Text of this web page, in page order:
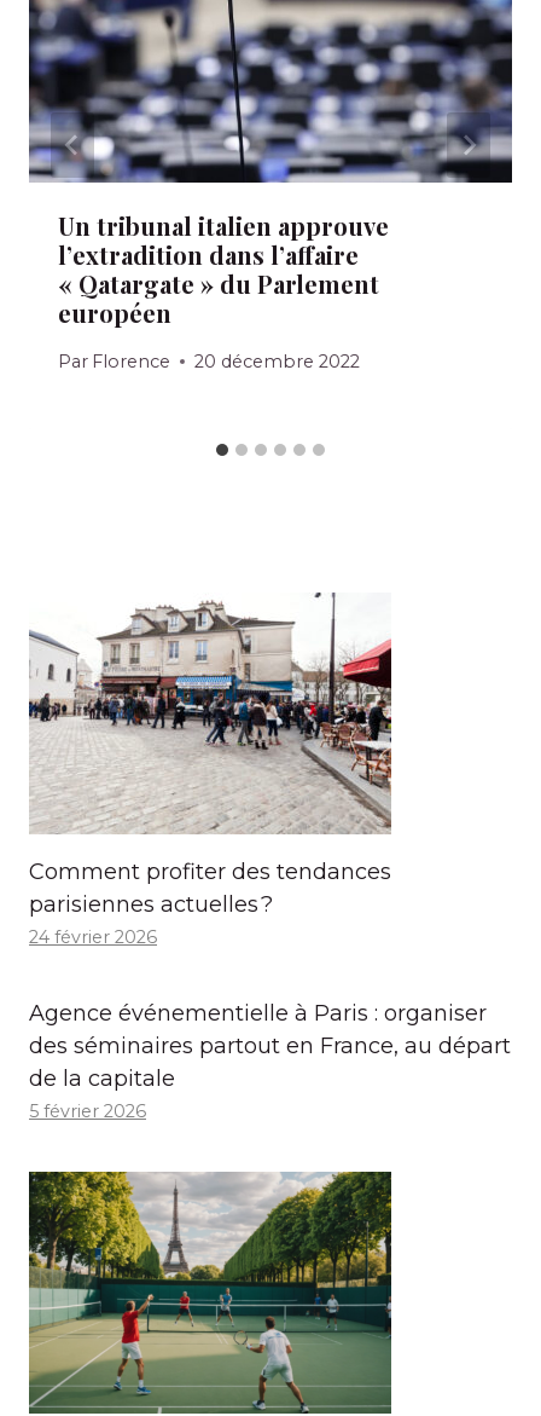
Un tribunal italien approuve
l’extradition dans l’affaire
« Qatargate » du Parlement
européen
Par Florence 20 décembre 2022
Comment profiter des tendances
parisiennes actuelles ?
24 février 2026
Agence événementielle à Paris : organiser
des séminaires partout en France, au départ
de la capitale
5 février 2026